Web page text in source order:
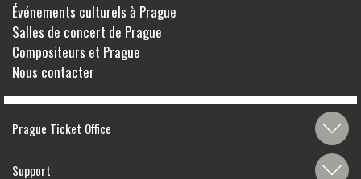
Événements culturels à Prague
Salles de concert de Prague
Compositeurs et Prague
Nous contacter
Prague Ticket Office
Support